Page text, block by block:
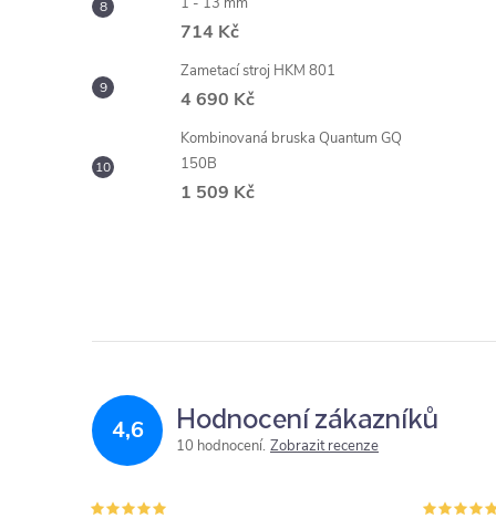
714 Kč
Zametací stroj HKM 801
4 690 Kč
Kombinovaná bruska Quantum GQ
150B
1 509 Kč
4,6 Hodnocení zákazníků
10 hodnocení Zobrazit recenze